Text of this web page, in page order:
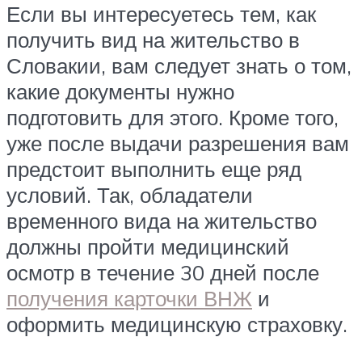
Если вы интересуетесь тем, как
получить вид на жительство в
Словакии, вам следует знать о том,
какие документы нужно
подготовить для этого. Кроме того,
уже после выдачи разрешения вам
предстоит выполнить еще ряд
условий. Так, обладатели
временного вида на жительство
должны пройти медицинский
осмотр в течение 30 дней после
получения карточки ВНЖ и
оформить медицинскую страховку.